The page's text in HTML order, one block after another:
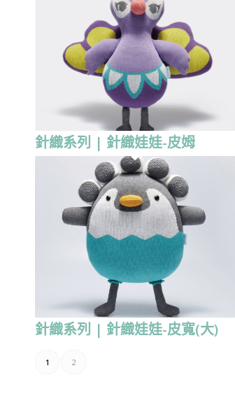
針織系列 | 針織娃娃-皮姆
針織系列 | 針織娃娃-皮寬(大)
1 2